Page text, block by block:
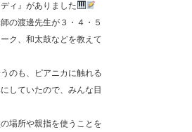
ィ』がありました
の渡邊先生が３・４・５
ク、和太鼓などを教えて
のも、ピアニカに触れる
していたので、みんな目
場所や親指を使うことを